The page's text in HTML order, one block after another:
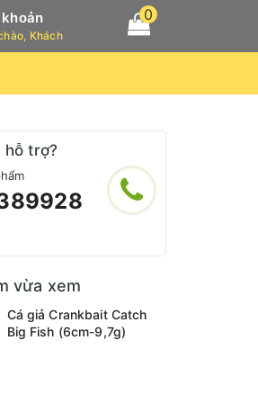
Khách
0
hỗ trợ?
vừa xem
Cá giả Crankbait Catch
Big Fish (6cm-9,7g)